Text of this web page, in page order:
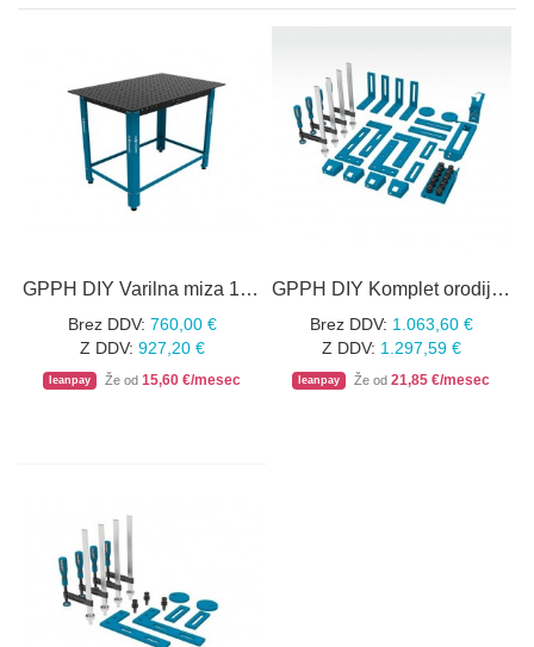
GPPH DIY Varilna miza 1200X800mm
Brez DDV: 760,00 €
Z DDV: 927,20 €
leanpay Že od15,60 €/mesec
GPPH DIY Komplet orodij ŠT.1, 35 KOS
Brez DDV: 1.063,60 €
Z DDV: 1.297,59 €
leanpay Že od21,85 €/mesec